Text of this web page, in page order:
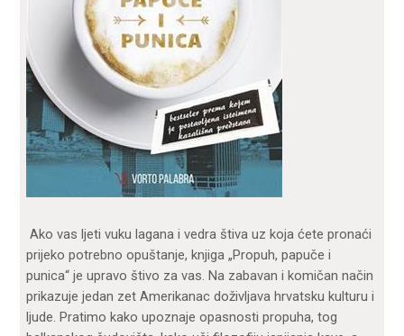
Ako vas ljeti vuku lagana i vedra štiva uz koja ćete pronaći
prijeko potrebno opuštanje, knjiga „Propuh, papuče i
punica“ je upravo štivo za vas. Na zabavan i komičan način
prikazuje jedan zet Amerikanac doživljava hrvatsku kulturu i
ljude. Pratimo kako upoznaje opasnosti propuha, tog